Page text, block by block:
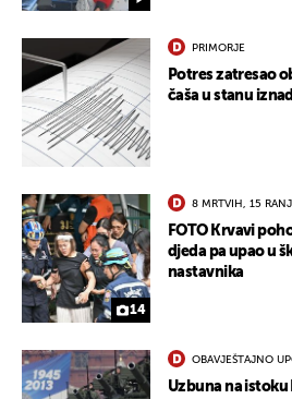
PRIMORJE
Potres zatresao
čaša u stanu
14
8 MRTVIH, 15
FOTO Krvavi
djeda pa upao u
nastavnika
OBAVJEŠTAJNO
Uzbuna na istoku
UKLJUČITE